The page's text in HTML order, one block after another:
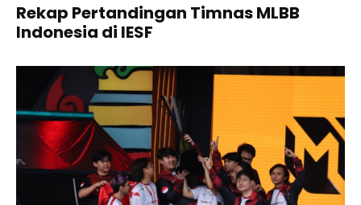
Rekap Pertandingan Timnas MLBB
Indonesia di IESF